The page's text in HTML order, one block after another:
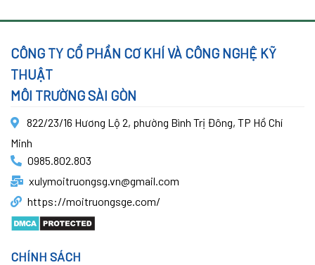
CÔNG TY CỔ PHẦN CƠ KHÍ VÀ CÔNG NGHỆ KỸ
THUẬT
MÔI TRƯỜNG SÀI GÒN
822/23/16 Hương Lộ 2, phường Bình Trị Đông, TP Hồ Chí
Minh
0985.802.803
xulymoitruongsg.vn@gmail.com
https://moitruongsge.com/
CHÍNH SÁCH